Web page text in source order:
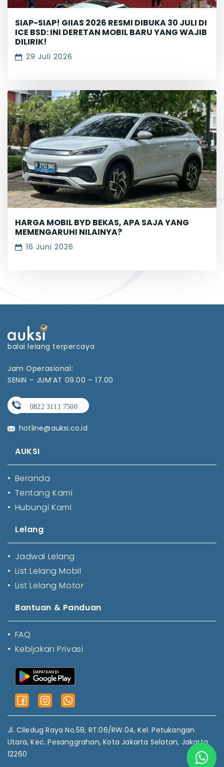
SIAP-SIAP! GIIAS 2026 RESMI DIBUKA 30 JULI DI
ICE BSD: INI DERETAN MOBIL BARU YANG WAJIB
DILIRIK!
29 Juli 2026
HARGA MOBIL BYD BEKAS, APA SAJA YANG
MEMENGARUHI NILAINYA?
16 Juni 2026
balai lelang terpercaya
Jam Operasional:
SENIN – JUM’AT 09.00 – 17.00
hotline@auksi.co.id
AUKSI
• Beranda
• Tentang Kami
• Hubungi Kami
Lelang
• Jadwal Lelang
• List Lelang Mobil
• List Lelang Motor
Bantuan & Panduan
• FAQ
• Kebijakan Privasi
Jl. Ciledug Raya No.58, RT.06/RW.04, Kel. Petukangan
Utara, Kec. Pesanggrahan, Kota Jakarta Selatan, Jakarta
12260